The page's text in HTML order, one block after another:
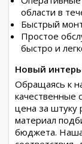
области в
Быстрый
Простое
быстро и
Новый
Обращаясь к
качественные
цена за штуку
материал
бюджета. Наша